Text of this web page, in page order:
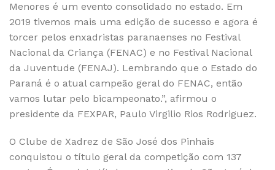
Menores é um evento consolidado no estado. Em
2019 tivemos mais uma edição de sucesso e agora é
torcer pelos enxadristas paranaenses no Festival
Nacional da Criança (FENAC) e no Festival Nacional
da Juventude (FENAJ). Lembrando que o Estado do
Paraná é o atual campeão geral do FENAC, então
vamos lutar pelo bicampeonato.”, afirmou o
presidente da FEXPAR, Paulo Virgilio Rios Rodriguez.
O Clube de Xadrez de São José dos Pinhais
conquistou o título geral da competição com 137